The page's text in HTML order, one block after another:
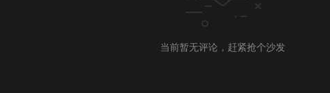
当前暂无评论，赶紧抢个沙发